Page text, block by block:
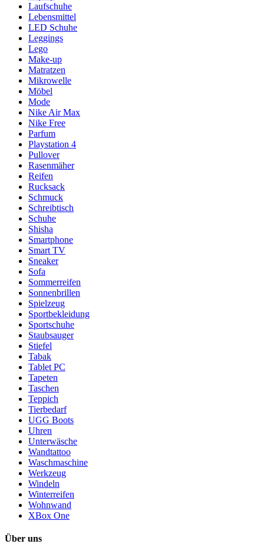
Laufschuhe
Lebensmittel
LED Schuhe
Leggings
Lego
Make-up
Matratzen
Mikrowelle
Möbel
Mode
Nike Air Max
Nike Free
Parfum
Playstation 4
Pullover
Rasenmäher
Reifen
Rucksack
Schmuck
Schreibtisch
Schuhe
Shisha
Smartphone
Smart TV
Sneaker
Sofa
Sommerreifen
Sonnenbrillen
Spielzeug
Sportbekleidung
Sportschuhe
Staubsauger
Stiefel
Tabak
Tablet PC
Tapeten
Taschen
Teppich
Tierbedarf
UGG Boots
Uhren
Unterwäsche
Wandtattoo
Waschmaschine
Werkzeug
Windeln
Winterreifen
Wohnwand
XBox One
Über uns